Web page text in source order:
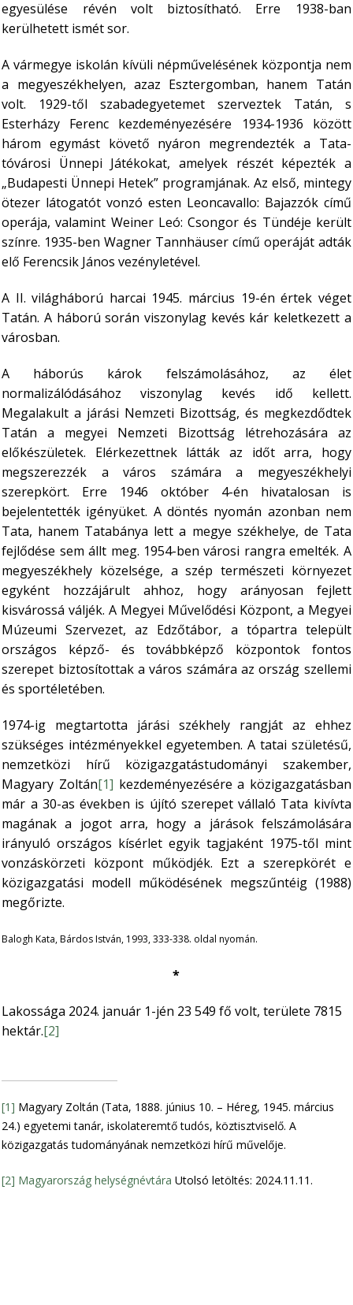
egyesülése révén volt biztosítható. Erre 1938-ban
kerülhetett ismét sor.
A vármegye iskolán kívüli népművelésének központja nem
a megyeszékhelyen, azaz Esztergomban, hanem Tatán
volt. 1929-től szabadegyetemet szerveztek Tatán, s
Esterházy Ferenc kezdeményezésére 1934-1936 között
három egymást követő nyáron megrendezték a Tata-
tóvárosi Ünnepi Játékokat, amelyek részét képezték a
„Budapesti Ünnepi Hetek” programjának. Az első, mintegy
ötezer látogatót vonzó esten Leoncavallo: Bajazzók című
operája, valamint Weiner Leó: Csongor és Tündéje került
színre. 1935-ben Wagner Tannhäuser című operáját adták
elő Ferencsik János vezényletével.
A II. világháború harcai 1945. március 19-én értek véget
Tatán. A háború során viszonylag kevés kár keletkezett a
városban.
A háborús károk felszámolásához, az élet
normalizálódásához viszonylag kevés idő kellett.
Megalakult a járási Nemzeti Bizottság, és megkezdődtek
Tatán a megyei Nemzeti Bizottság létrehozására az
előkészületek. Elérkezettnek látták az időt arra, hogy
megszerezzék a város számára a megyeszékhelyi
szerepkört. Erre 1946 október 4-én hivatalosan is
bejelentették igényüket. A döntés nyomán azonban nem
Tata, hanem Tatabánya lett a megye székhelye, de Tata
fejlődése sem állt meg. 1954-ben városi rangra emelték. A
megyeszékhely közelsége, a szép természeti környezet
egyként hozzájárult ahhoz, hogy arányosan fejlett
kisvárossá váljék. A Megyei Művelődési Központ, a Megyei
Múzeumi Szervezet, az Edzőtábor, a tópartra települt
országos képző- és továbbképző központok fontos
szerepet biztosítottak a város számára az ország szellemi
és sportéletében.
1974-ig megtartotta járási székhely rangját az ehhez
szükséges intézményekkel egyetemben. A tatai születésű,
nemzetközi hírű közigazgatástudományi szakember,
Magyary Zoltán[1] kezdeményezésére a közigazgatásban
már a 30-as években is újító szerepet vállaló Tata kivívta
magának a jogot arra, hogy a járások felszámolására
irányuló országos kísérlet egyik tagjaként 1975-től mint
vonzáskörzeti központ működjék. Ezt a szerepkörét e
közigazgatási modell működésének megszűntéig (1988)
megőrizte.
Balogh Kata, Bárdos István, 1993, 333-338. oldal nyomán.
*
Lakossága 2024. január 1-jén 23 549 fő volt, területe 7815
hektár.[2]
[1] Magyary Zoltán (Tata, 1888. június 10. – Héreg, 1945. március
24.) egyetemi tanár, iskolateremtő tudós, köztisztviselő. A
közigazgatás tudományának nemzetközi hírű művelője.
[2] Magyarország helységnévtára Utolsó letöltés: 2024.11.11.